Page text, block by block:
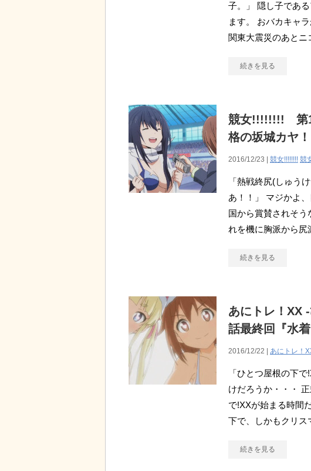
子。」 隠し子であ
ます。 おバカキャ
関東大震災のあとニ
続きを見る
競女!!!!!!!! 第
格の坂城カヤ
2016/12/23 | 競女!!!!!!!! 競
「熱戦終尻(しゅう
あ！！」 マジかよ
国から賞賛されそう
れを機に胸派から尻
続きを見る
あにトレ！XX
話最終回『水
2016/12/22 | あにトレ！
「ひとつ屋根の下
けだろうか・・・
で!XXが始まる時間
下で、しかもクリス
続きを見る